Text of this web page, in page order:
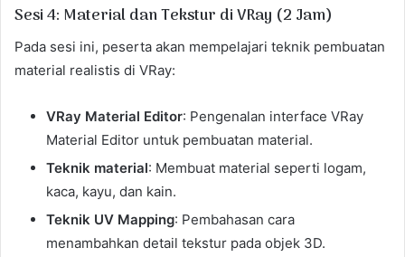
Sesi 4: Material dan Tekstur di VRay (2 Jam)
Pada sesi ini, peserta akan mempelajari teknik pembuatan
material realistis di VRay:
VRay Material Editor: Pengenalan interface VRay
Material Editor untuk pembuatan material.
Teknik material: Membuat material seperti logam,
kaca, kayu, dan kain.
Teknik UV Mapping: Pembahasan cara
menambahkan detail tekstur pada objek 3D.